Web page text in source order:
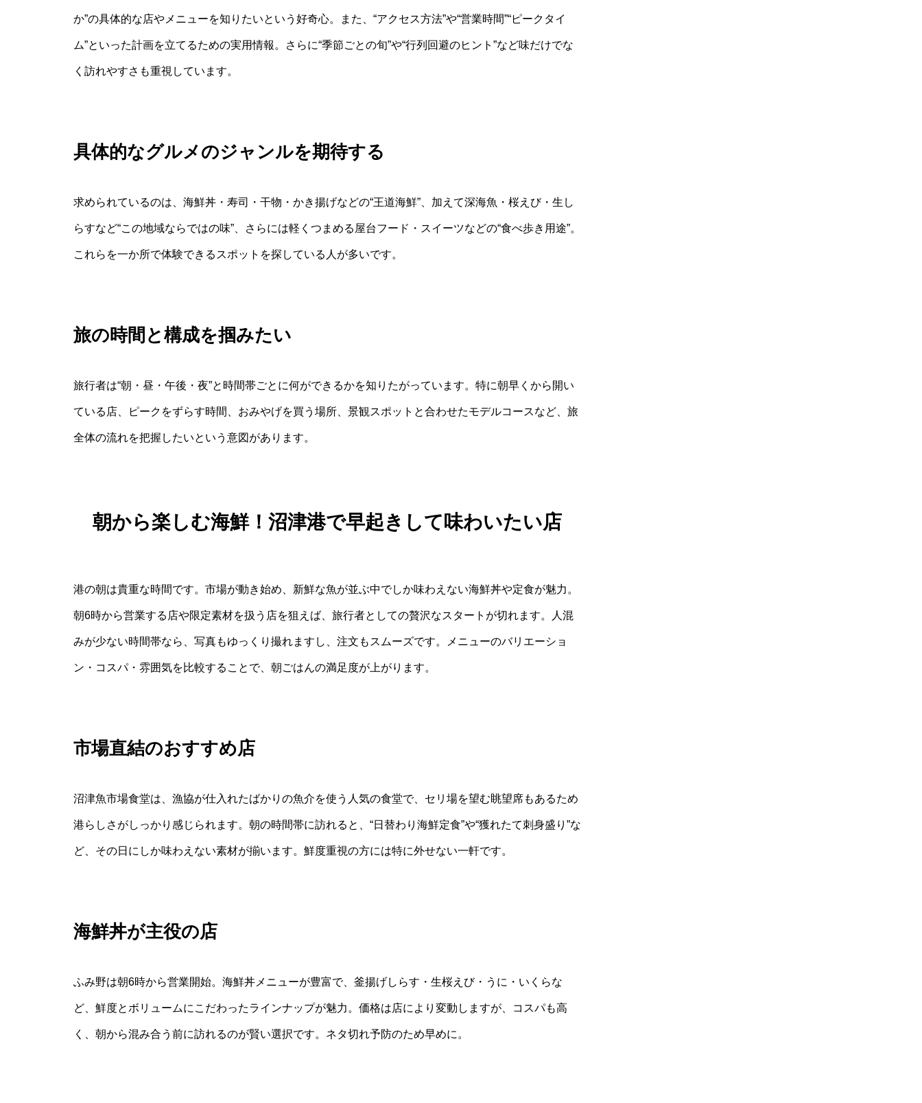
か”の具体的な店やメニューを知りたいという好奇心。また、“アクセス方法”や“営業時間”“ピークタイ
ム”といった計画を立てるための実用情報。さらに“季節ごとの旬”や“行列回避のヒント”など味だけでな
く訪れやすさも重視しています。
具体的なグルメのジャンルを期待する
求められているのは、海鮮丼・寿司・干物・かき揚げなどの“王道海鮮”、加えて深海魚・桜えび・生し
らすなど“この地域ならではの味”、さらには軽くつまめる屋台フード・スイーツなどの“食べ歩き用途”。
これらを一か所で体験できるスポットを探している人が多いです。
旅の時間と構成を掴みたい
旅行者は“朝・昼・午後・夜”と時間帯ごとに何ができるかを知りたがっています。特に朝早くから開い
ている店、ピークをずらす時間、おみやげを買う場所、景観スポットと合わせたモデルコースなど、旅
全体の流れを把握したいという意図があります。
朝から楽しむ海鮮！沼津港で早起きして味わいたい店
港の朝は貴重な時間です。市場が動き始め、新鮮な魚が並ぶ中でしか味わえない海鮮丼や定食が魅力。
朝6時から営業する店や限定素材を扱う店を狙えば、旅行者としての贅沢なスタートが切れます。人混
みが少ない時間帯なら、写真もゆっくり撮れますし、注文もスムーズです。メニューのバリエーショ
ン・コスパ・雰囲気を比較することで、朝ごはんの満足度が上がります。
市場直結のおすすめ店
沼津魚市場食堂は、漁協が仕入れたばかりの魚介を使う人気の食堂で、セリ場を望む眺望席もあるため
港らしさがしっかり感じられます。朝の時間帯に訪れると、“日替わり海鮮定食”や“獲れたて刺身盛り”な
ど、その日にしか味わえない素材が揃います。鮮度重視の方には特に外せない一軒です。
海鮮丼が主役の店
ふみ野は朝6時から営業開始。海鮮丼メニューが豊富で、釜揚げしらす・生桜えび・うに・いくらな
ど、鮮度とボリュームにこだわったラインナップが魅力。価格は店により変動しますが、コスパも高
く、朝から混み合う前に訪れるのが賢い選択です。ネタ切れ予防のため早めに。